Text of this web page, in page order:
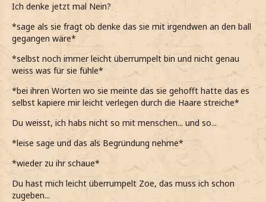
*wenn selbst Marie merkt was los ist, dann schon echt
heftigen Liebeskummer habe*
*sonst niemand merkt was in mir vorgeht*
*meinen Skizzenbuch aus der Tasche hole*
*so durchblätter, dass er sieht, was bzw. wen ich fast
immer gezeichnet habe, nämlich ihn*
Ich denke jetzt mal Nein?
*sage als sie fragt ob denke das sie mit irgendwen an den ball
gegangen wäre*
*selbst noch immer leicht überrumpelt bin und nicht genau
weiss was für sie fühle*
*bei ihren Worten wo sie meinte das sie gehofft hatte das es
selbst kapiere mir leicht verlegen durch die Haare streiche*
Du weisst, ich habs nicht so mit menschen... und so...
*leise sage und das als Begründung nehme*
*wieder zu ihr schaue*
Du hast mich leicht überrumpelt Zoe, das muss ich schon
zugeben...